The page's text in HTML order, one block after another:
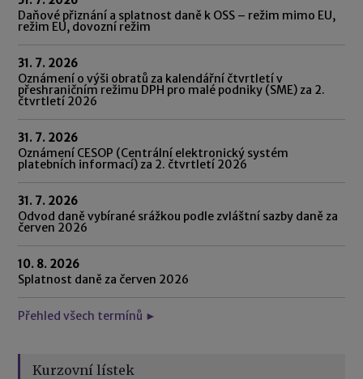
Daňové přiznání a splatnost daně k OSS – režim mimo EU,
režim EU, dovozní režim
31. 7. 2026
Oznámení o výši obratů za kalendářní čtvrtletí v
přeshraničním režimu DPH pro malé podniky (SME) za 2.
čtvrtletí 2026
31. 7. 2026
Oznámení CESOP (Centrální elektronický systém
platebních informací) za 2. čtvrtletí 2026
31. 7. 2026
Odvod daně vybírané srážkou podle zvláštní sazby daně za
červen 2026
10. 8. 2026
Splatnost daně za červen 2026
Přehled všech termínů ►
Kurzovní lístek